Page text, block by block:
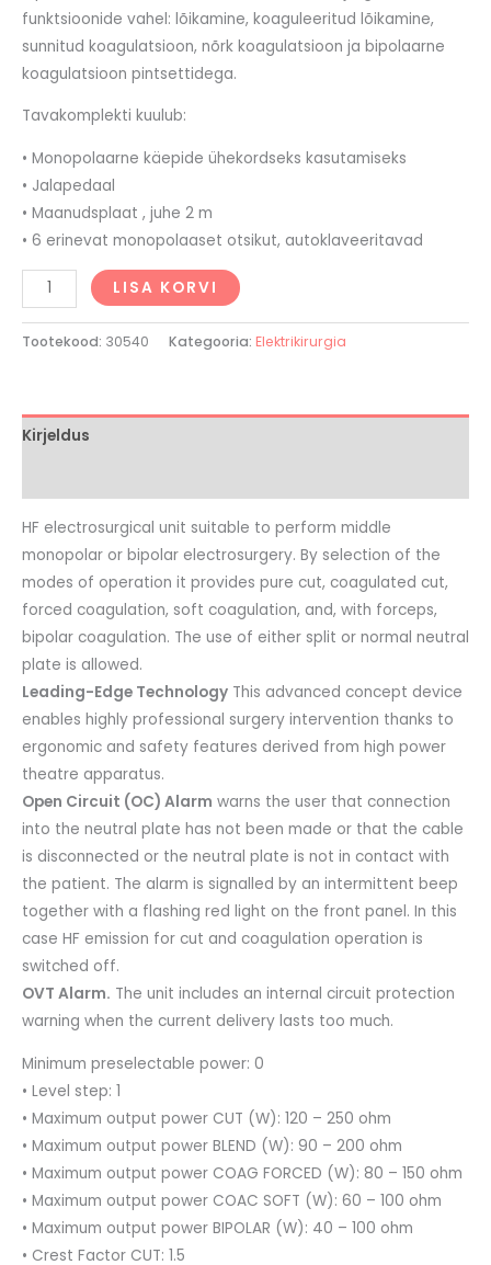
funktsioonide vahel: lõikamine, koaguleeritud lõikamine,
sunnitud koagulatsioon, nõrk koagulatsioon ja bipolaarne
koagulatsioon pintsettidega.
Tavakomplekti kuulub:
• Monopolaarne käepide ühekordseks kasutamiseks
• Jalapedaal
• Maanudsplaat , juhe 2 m
• 6 erinevat monopolaaset otsikut, autoklaveeritavad
LISA KORVI
Tootekood: 30540 Kategooria: Elektrikirurgia
Kirjeldus
HF electrosurgical unit suitable to perform middle
monopolar or bipolar electrosurgery. By selection of the
modes of operation it provides pure cut, coagulated cut,
forced coagulation, soft coagulation, and, with forceps,
bipolar coagulation. The use of either split or normal neutral
plate is allowed.
Leading-Edge Technology This advanced concept device
enables highly professional surgery intervention thanks to
ergonomic and safety features derived from high power
theatre apparatus.
Open Circuit (OC) Alarm warns the user that connection
into the neutral plate has not been made or that the cable
is disconnected or the neutral plate is not in contact with
the patient. The alarm is signalled by an intermittent beep
together with a flashing red light on the front panel. In this
case HF emission for cut and coagulation operation is
switched off.
OVT Alarm. The unit includes an internal circuit protection
warning when the current delivery lasts too much.
Minimum preselectable power: 0
• Level step: 1
• Maximum output power CUT (W): 120 – 250 ohm
• Maximum output power BLEND (W): 90 – 200 ohm
• Maximum output power COAG FORCED (W): 80 – 150 ohm
• Maximum output power COAC SOFT (W): 60 – 100 ohm
• Maximum output power BIPOLAR (W): 40 – 100 ohm
• Crest Factor CUT: 1.5